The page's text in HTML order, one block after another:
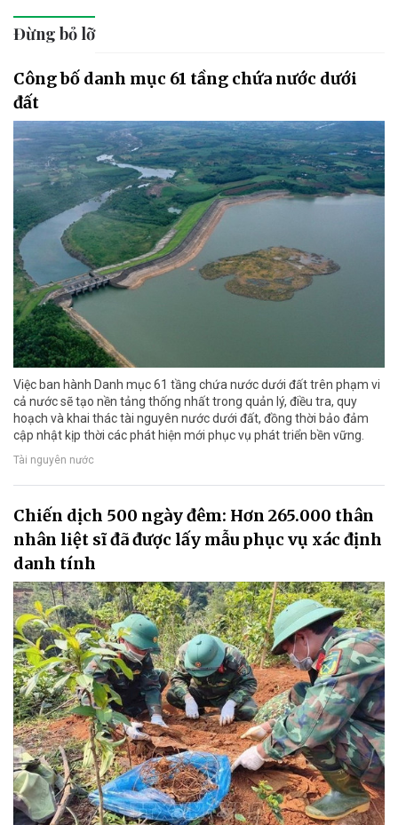
Đừng bỏ lỡ
Công bố danh mục 61 tầng chứa nước dưới
đất
Việc ban hành Danh mục 61 tầng chứa nước dưới đất trên phạm vi
cả nước sẽ tạo nền tảng thống nhất trong quản lý, điều tra, quy
hoạch và khai thác tài nguyên nước dưới đất, đồng thời bảo đảm
cập nhật kịp thời các phát hiện mới phục vụ phát triển bền vững.
Tài nguyên nước
Chiến dịch 500 ngày đêm: Hơn 265.000 thân
nhân liệt sĩ đã được lấy mẫu phục vụ xác định
danh tính